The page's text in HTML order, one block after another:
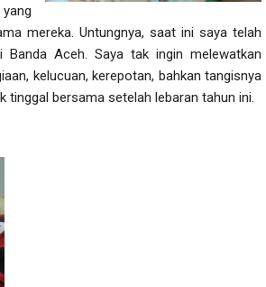
mereka. Untungnya, saat ini saya telah
Aceh. Saya tak ingin melewatkan
kelucuan, kerepotan, bahkan tangisnya
tinggal bersama setelah lebaran tahun ini.